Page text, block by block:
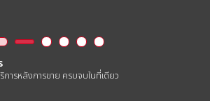
กาศ
ารหลังการขาย ครบจบในที่เดียว